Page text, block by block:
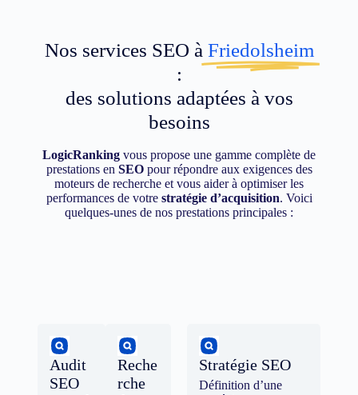
Nos services SEO à Friedolsheim
:
des solutions adaptées à vos
besoins
LogicRanking vous propose une gamme complète de
prestations en SEOpour répondre aux exigences des
moteurs de recherche et vous aider à optimiser les
performances de votre stratégie d’acquisition. Voici
quelques-unes de nos prestations principales :
Audit
SEO
Reche
rche
Stratégie SEO
Définition d’une